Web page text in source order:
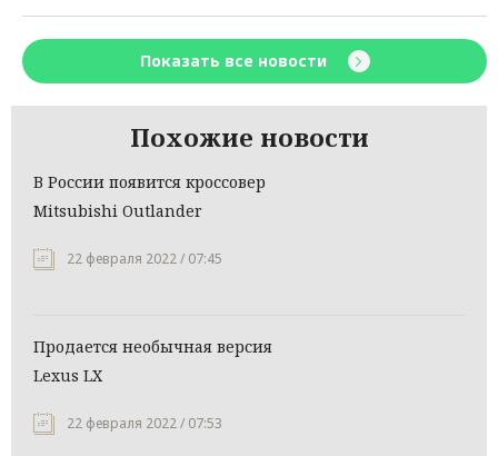
Показать все новости
Похожие новости
В России появится кроссовер
Mitsubishi Outlander
22 февраля 2022 / 07:45
Продается необычная версия
Lexus LX
22 февраля 2022 / 07:53